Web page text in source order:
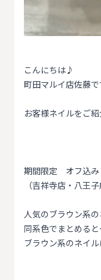
こんにちは♪
町田マルイ店佐藤で
お客様ネイルをご
期間限定 オフ込
（吉祥寺店・八王
人気のブラウン系
同系色でまとめる
ブラウン系のネイ